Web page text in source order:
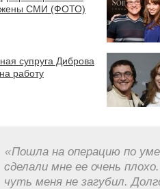
жены СМИ (ФОТО)
супруга Диброва
работу
«Пошла на операцию по
сделали мне ее очень
чуть меня не загубил.